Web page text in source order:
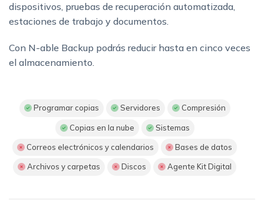
dispositivos, pruebas de recuperación automatizada,
estaciones de trabajo y documentos.
Con N-able Backup podrás reducir hasta en cinco veces
el almacenamiento.
Programar copias Servidores Compresión
Copias en la nube Sistemas
Correos electrónicos y calendarios Bases de datos
Archivos y carpetas Discos Agente Kit Digital